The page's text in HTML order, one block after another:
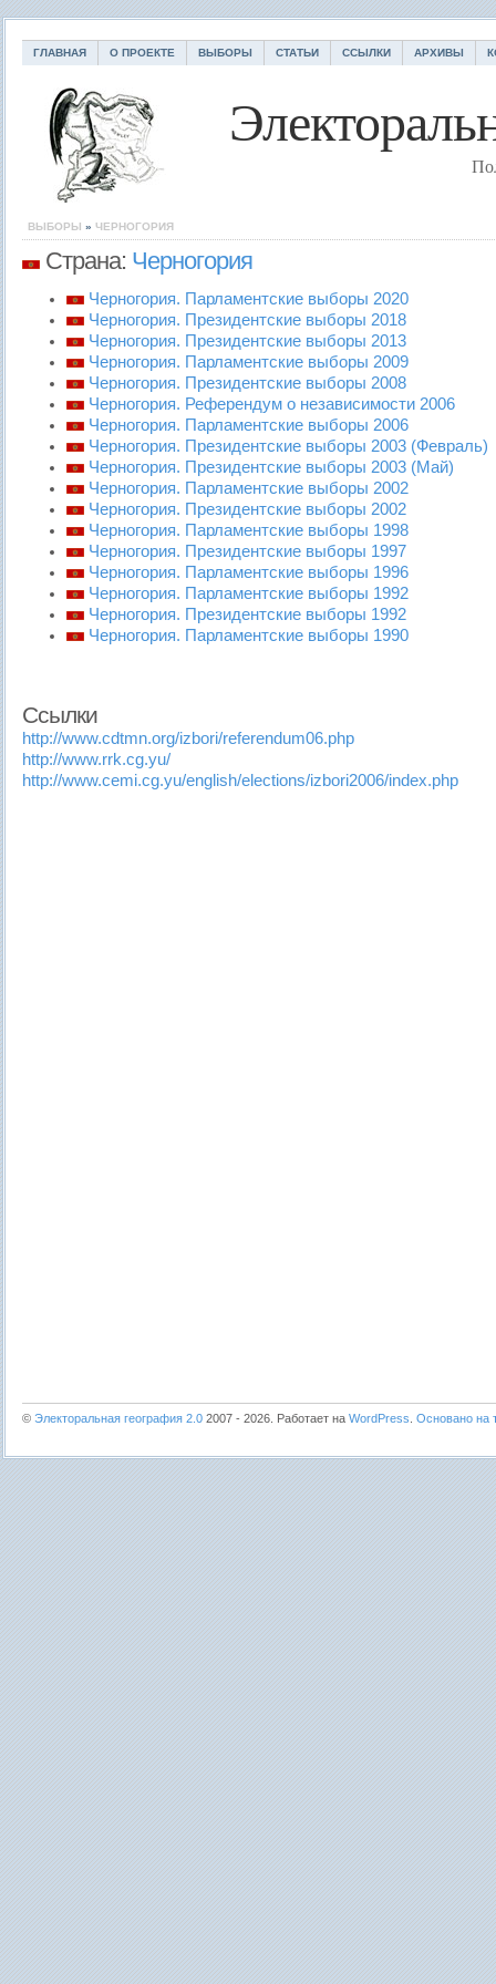
ГЛАВНАЯ О ПРОЕКТЕ ВЫБОРЫ СТАТЬИ ССЫЛКИ АРХИВЫ
ВЫБОРЫ » ЧЕРНОГОРИЯ
Страна: Черногория
Черногория. Парламентские выборы 2020
Черногория. Президентские выборы 2018
Черногория. Президентские выборы 2013
Черногория. Парламентские выборы 2009
Черногория. Президентские выборы 2008
Черногория. Референдум о независимости 2006
Черногория. Парламентские выборы 2006
Черногория. Президентские выборы 2003 (Февраль)
Черногория. Президентские выборы 2003 (Май)
Черногория. Парламентские выборы 2002
Черногория. Президентские выборы 2002
Черногория. Парламентские выборы 1998
Черногория. Президентские выборы 1997
Черногория. Парламентские выборы 1996
Черногория. Парламентские выборы 1992
Черногория. Президентские выборы 1992
Черногория. Парламентские выборы 1990
Ссылки
http://www.cdtmn.org/izbori/referendum06.php
http://www.rrk.cg.yu/
http://www.cemi.cg.yu/english/elections/izbori2006/index.php
© Электоральная география 2.0 2007 - 2026. Работает на WordPress Основано на